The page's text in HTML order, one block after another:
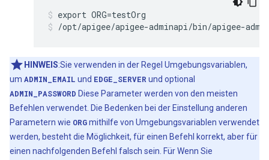
/opt/apigee/apigee-adminapi/bin/apigee-
HINWEIS:Sie verwenden in der Regel Umgebungsvariablen,
um ADMIN_EMAIL und EDGE_SERVER und optional
ADMIN_PASSWORD Diese Parameter werden von den meisten
Befehlen verwendet. Die Bedenken bei der Einstellung anderen
Parametern wie ORGmithilfe von Umgebungsvariablen verwendet
werden, besteht die Möglichkeit, für einen Befehl korrekt, aber für
einen nachfolgenden Befehl falsch sein. Für Wenn Sie